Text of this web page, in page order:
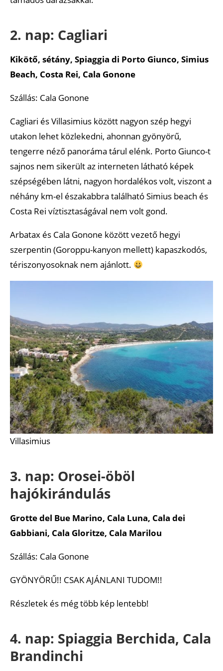
2. nap: Cagliari
Kikötő, sétány, Spiaggia di Porto Giunco, Simius
Beach, Costa Rei, Cala Gonone
Szállás: Cala Gonone
Cagliari és Villasimius között nagyon szép hegyi
utakon lehet közlekedni, ahonnan gyönyörű,
tengerre néző panoráma tárul elénk. Porto Giunco-t
sajnos nem sikerült az interneten látható képek
szépségében látni, nagyon hordalékos volt, viszont a
néhány km-el északabbra található Simius beach és
Costa Rei víztisztaságával nem volt gond.
Arbatax és Cala Gonone között vezető hegyi
szerpentin (Goroppu-kanyon mellett) kapaszkodós,
tériszonyosoknak nem ajánlott.
Villasimius
3. nap: Orosei-öböl
hajókirándulás
Grotte del Bue Marino, Cala Luna, Cala dei
Gabbiani, Cala Gloritze, Cala Marilou
Szállás: Cala Gonone
GYÖNYÖRŰ!! CSAK AJÁNLANI TUDOM!!
Részletek és még több kép lentebb!
4. nap: Spiaggia Berchida, Cala
Brandinchi